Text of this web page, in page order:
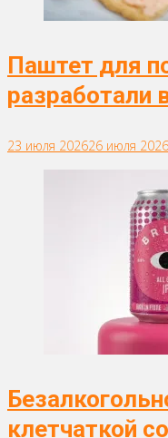
Паштет для
разработали
23 июля 202626 июля 2026
клетчаткой